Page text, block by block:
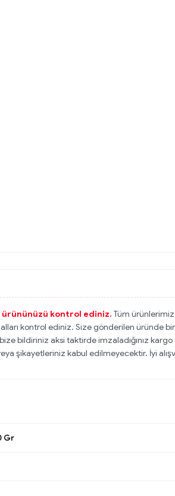
kontrol ediniz. Tüm
kontrol ediniz. Size gönderilen üründe
bildiriniz aksi taktirde imzaladığınız
şikayetleriniz kabul edilmeyecektir. İyi
Gr